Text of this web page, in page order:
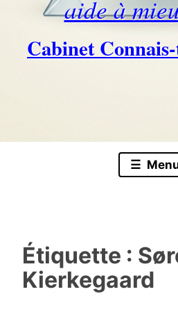
aide à
Cabinet
content
Étiquette :
Kierkegaard